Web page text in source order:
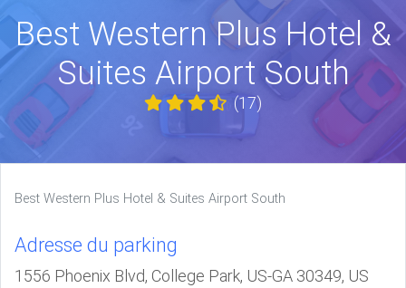
Best Western Plus Hotel &
Suites Airport South
(17)
Best Western Plus Hotel & Suites Airport South
Adresse du parking
1556 Phoenix Blvd, College Park, US-GA 30349, US